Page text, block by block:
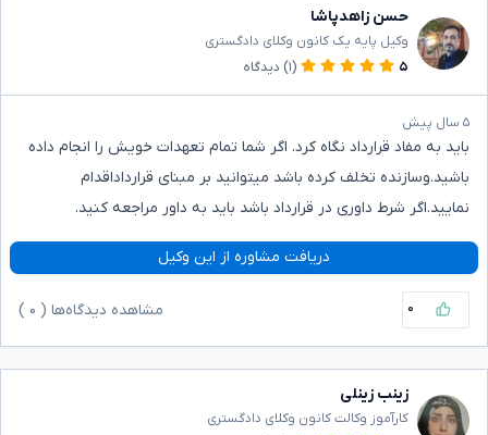
حسن زاهدپاشا
وکیل پایه یک کانون وکلای دادگستری
۵
(۱) دیدگاه
۵ سال پیش
باید به مفاد قرارداد نگاه کرد. اگر شما تمام تعهدات خویش را انجام داده
باشید.وسازنده تخلف کرده باشد میتوانید بر مبنای قرارداداقدام
نمایید.اگر شرط داوری در قرارداد باشد باید به داور مراجعه کنید.
دریافت مشاوره از این وکیل
۰ مشاهده دیدگاه‌ها ( ۰
زینب زینلی
کارآموز وکالت کانون وکلای دادگستری